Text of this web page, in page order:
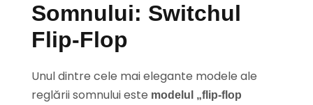
Somnului: Switchul
Flip-Flop
Unul dintre cele mai elegante modele ale
reglării somnului este modelul „flip-flop